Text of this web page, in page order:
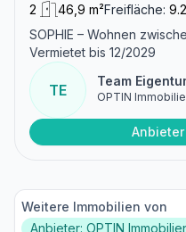
2 46,9 m²Freifläche:
SOPHIE – Wohnen
Vermietet bis 12/2029
TE
Team
OPTIN
Weitere Immobilien von
Anbieter: OPTIN